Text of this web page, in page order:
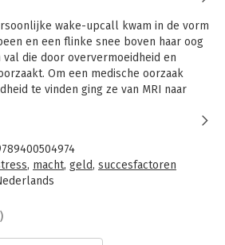
wake-upcall kwam in de vorm
en een flinke snee boven haar oog
die door oververmoeidheid en
Om een medische oorzaak
te vinden ging ze van MRI naar
ze op tot herdefiniëring van wat
om succesvol te zijn: ons
van geld en macht heeft geleid
van succes, zoals Arianna laat
dood. We moeten een nieuwe weg
, macht, geld, succesfactoren